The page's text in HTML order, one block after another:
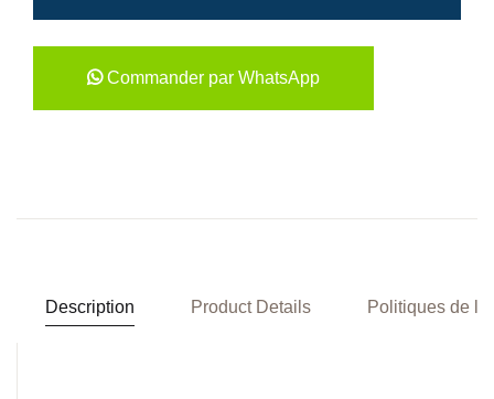
Commander par WhatsApp
Description Product Details Politiques de la